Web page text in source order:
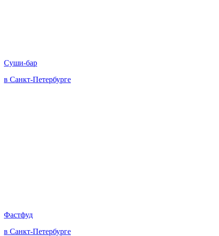
Суши-бар
в Санкт-Петербурге
Фастфуд
в Санкт-Петербурге